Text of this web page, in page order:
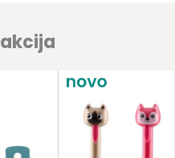
akcija